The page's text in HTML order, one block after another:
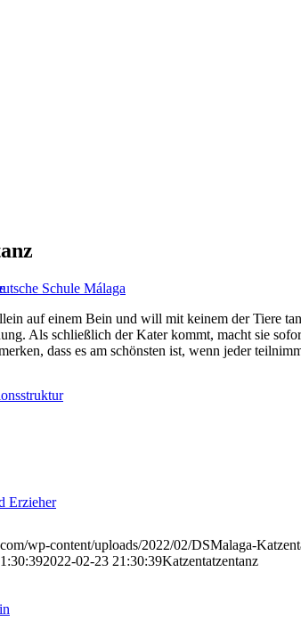
Erzieher
Schule Málaga
auf einem Bein und will mit keinem der Tiere
Als schließlich der Kater kommt, macht sie
dass es am schönsten ist, wenn jeder
wp-content/uploads/2022/02/DSMalaga-
2022-02-23 21:30:39Katzentatzentanz